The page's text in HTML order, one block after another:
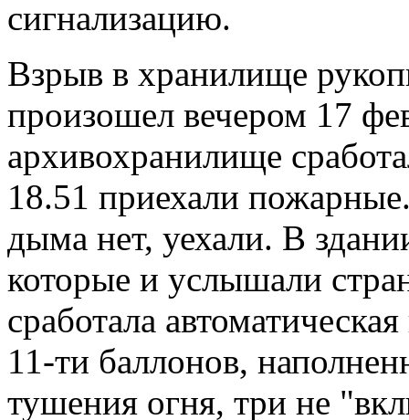
сигнализацию.
Взрыв в хранилище
произошел вечером 17
архивохранилище
18.51 приехали
дыма нет, уехали. В
которые и услышали
сработала
11-ти баллонов,
тушения огня, три не